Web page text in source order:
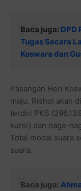
Baca juga: DPD
Tugas Secara
Koswara dan
Pasangan Heri
maju. Rishol akan
terdiri PKS
kursi) dan naga-
Total modal suara
suara.
Baca juga: